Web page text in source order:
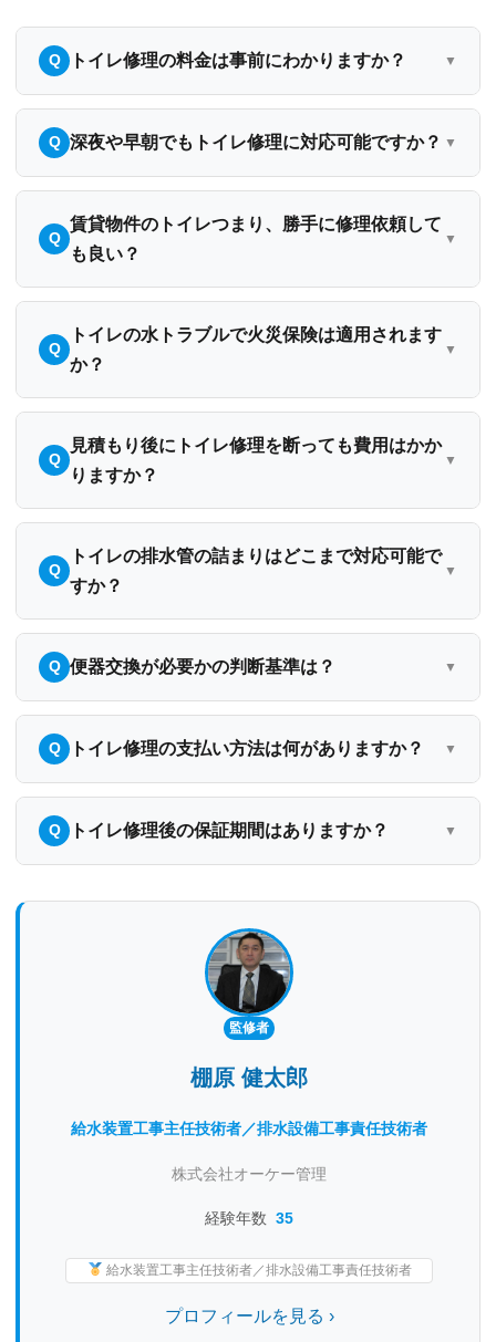
トイレ修理の料金は事前にわかりますか？
深夜や早朝でもトイレ修理に対応可能ですか？
賃貸物件のトイレつまり、勝手に修理依頼して
も良い？
トイレの水トラブルで火災保険は適用されます
か？
見積もり後にトイレ修理を断っても費用はかか
りますか？
トイレの排水管の詰まりはどこまで対応可能で
すか？
便器交換が必要かの判断基準は？
トイレ修理の支払い方法は何がありますか？
トイレ修理後の保証期間はありますか？
監修者
棚原 健太郎
給水装置工事主任技術者／排水設備工事責任技術者
株式会社オーケー管理
経験年数 35
給水装置工事主任技術者／排水設備工事責任技術者
プロフィールを見る ›